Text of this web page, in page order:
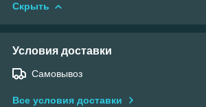
Скрыть
Условия доставки
Самовывоз
Все условия доставки